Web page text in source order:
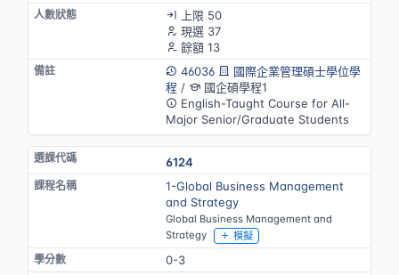
上限 50
現選 37
餘額 13
46036
國際企業管理碩士學位學
程 /
國企碩學程1
English-Taught Course for All-
Major Senior/Graduate Students
6124
1-Global Business Management
and Strategy
Global Business Management and
Strategy
模擬
0-3